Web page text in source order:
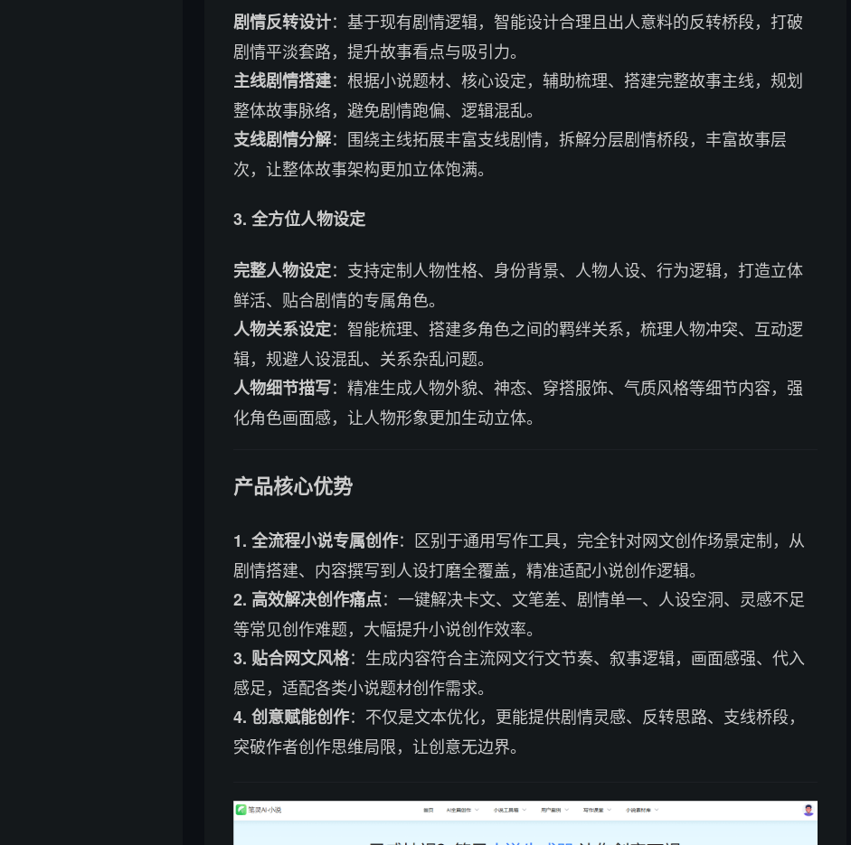
剧情反转设计：基于现有剧情逻辑，智能设计合理且出人意料的反转桥段，打破
剧情平淡套路，提升故事看点与吸引力。
主线剧情搭建：根据小说题材、核心设定，辅助梳理、搭建完整故事主线，规划
整体故事脉络，避免剧情跑偏、逻辑混乱。
支线剧情分解：围绕主线拓展丰富支线剧情，拆解分层剧情桥段，丰富故事层
次，让整体故事架构更加立体饱满。
3. 全方位人物设定
完整人物设定：支持定制人物性格、身份背景、人物人设、行为逻辑，打造立体
鲜活、贴合剧情的专属角色。
人物关系设定：智能梳理、搭建多角色之间的羁绊关系，梳理人物冲突、互动逻
辑，规避人设混乱、关系杂乱问题。
人物细节描写：精准生成人物外貌、神态、穿搭服饰、气质风格等细节内容，强
化角色画面感，让人物形象更加生动立体。
产品核心优势
1. 全流程小说专属创作：区别于通用写作工具，完全针对网文创作场景定制，从
剧情搭建、内容撰写到人设打磨全覆盖，精准适配小说创作逻辑。
2. 高效解决创作痛点：一键解决卡文、文笔差、剧情单一、人设空洞、灵感不足
等常见创作难题，大幅提升小说创作效率。
3. 贴合网文风格：生成内容符合主流网文行文节奏、叙事逻辑，画面感强、代入
感足，适配各类小说题材创作需求。
4. 创意赋能创作：不仅是文本优化，更能提供剧情灵感、反转思路、支线桥段，
突破作者创作思维局限，让创意无边界。